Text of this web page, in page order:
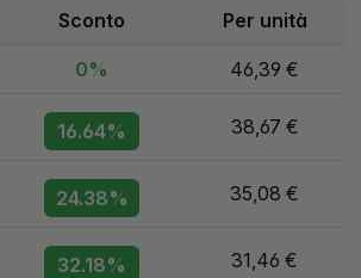
Sconto Per unità
0% 46,39 €
16.64% 38,67 €
24.38% 35,08 €
32.18% 31,46 €